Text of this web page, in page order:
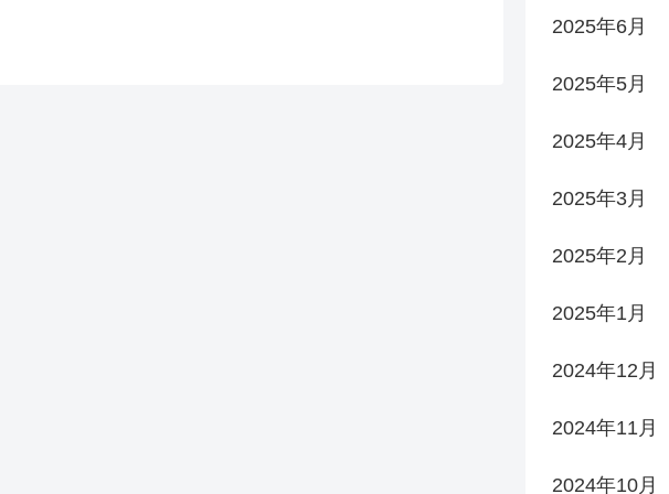
2025年6月
2025年5月
2025年4月
2025年3月
2025年2月
2025年1月
2024年12月
2024年11月
2024年10月